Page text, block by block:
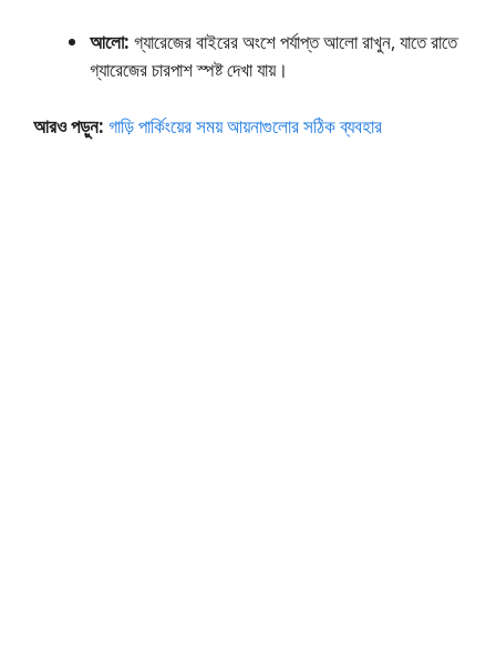
আলো: গ্যারেজের বাইরের অংশে পর্যাপ্ত আলো রাখুন, যাতে রাতে
গ্যারেজের চারপাশ স্পষ্ট দেখা যায়।
আরও পড়ুন: গাড়ি পার্কিংয়ের সময় আয়নাগুলোর সঠিক ব্যবহার